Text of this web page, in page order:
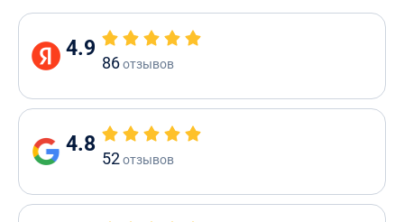
4.9
86отзывов
4.8
52отзывов